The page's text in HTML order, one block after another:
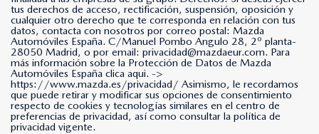
tus derechos de acceso, rectificación, suspensión, oposición y
cualquier otro derecho que te corresponda en relación con tus
datos, contacta con nosotros por correo postal: Mazda
Automóviles España. C/Manuel Pombo Angulo 28, 2º planta-
28050 Madrid, o por email: privacidad@mazdaeur.com. Para
más información sobre la Protección de Datos de Mazda
Automóviles España clica aqui. ->
https://www.mazda.es/privacidad/
que puede retirar y modificar sus opciones de consentimiento
respecto de cookies y tecnologías similares en el centro de
preferencias de privacidad, así como consultar la política de
privacidad vigente.